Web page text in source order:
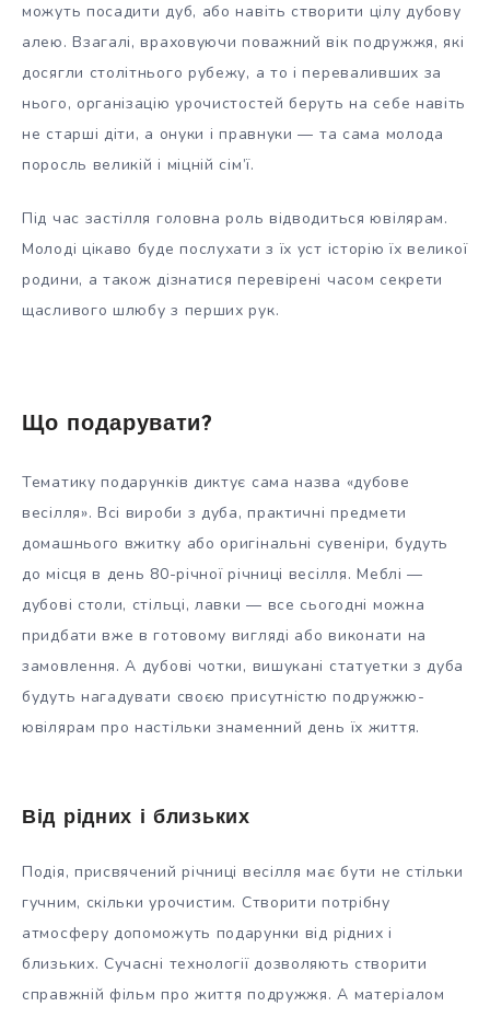
можуть посадити дуб, або навіть створити цілу дубову
алею. Взагалі, враховуючи поважний вік подружжя, які
досягли столітнього рубежу, а то і переваливших за
нього, організацію урочистостей беруть на себе навіть
не старші діти, а онуки і правнуки — та сама молода
поросль великій і міцній сім’ї.
Під час застілля головна роль відводиться ювілярам.
Молоді цікаво буде послухати з їх уст історію їх великої
родини, а також дізнатися перевірені часом секрети
щасливого шлюбу з перших рук.
Що подарувати?
Тематику подарунків диктує сама назва «дубове
весілля». Всі вироби з дуба, практичні предмети
домашнього вжитку або оригінальні сувеніри, будуть
до місця в день 80-річної річниці весілля. Меблі —
дубові столи, стільці, лавки — все сьогодні можна
придбати вже в готовому вигляді або виконати на
замовлення. А дубові чотки, вишукані статуетки з дуба
будуть нагадувати своєю присутністю подружжю-
ювілярам про настільки знаменний день їх життя.
Від рідних і близьких
Подія, присвячений річниці весілля має бути не стільки
гучним, скільки урочистим. Створити потрібну
атмосферу допоможуть подарунки від рідних і
близьких. Сучасні технології дозволяють створити
справжній фільм про життя подружжя. А матеріалом